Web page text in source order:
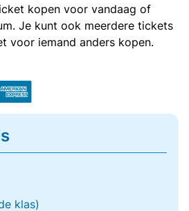
kopen voor vandaag of
Je kunt ook meerdere tickets
voor iemand anders kopen.
klas)